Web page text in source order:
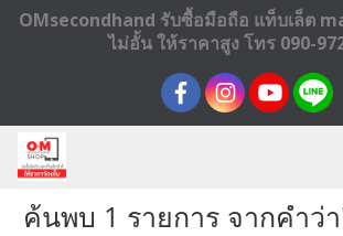
OMsecondhand รับซื้อมือถือ แท็บเล็ต
ไม่อั้น ให้ราคาสูง โทร 090-
ค้นพบ 1 รายการ จากคำว่